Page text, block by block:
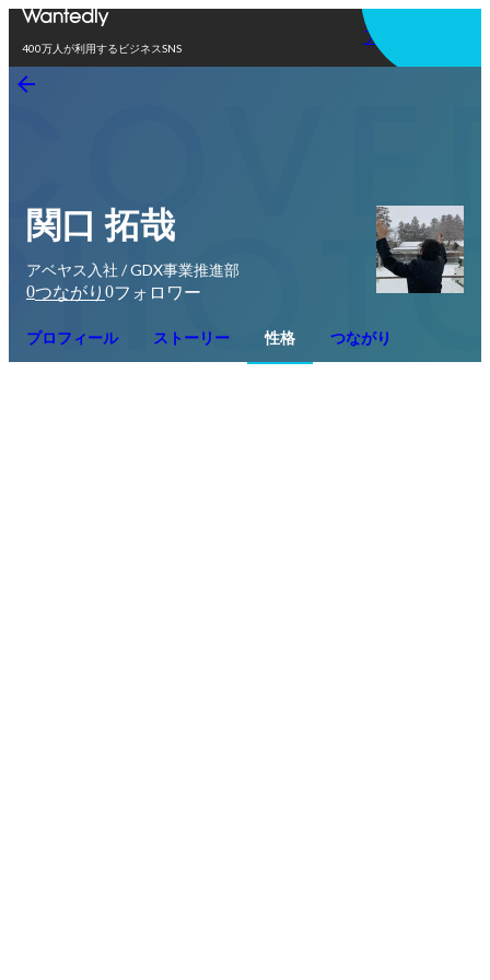
400万人が利用するビジネスSNS
アプリを使う
関口 拓哉
アベヤス入社 / GDX事業推進部
0つながり 0フォロワー
プロフィール ストーリー 性格 つながり